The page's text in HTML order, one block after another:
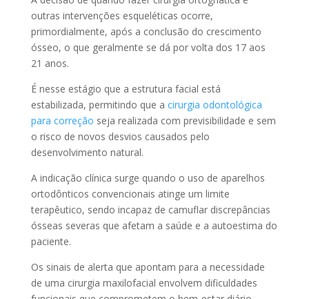
outras intervenções esqueléticas ocorre,
primordialmente, após a conclusão do crescimento
ósseo, o que geralmente se dá por volta dos 17 aos
21 anos.
É nesse estágio que a estrutura facial está
estabilizada, permitindo que a cirurgia odontológica
para correção seja realizada com previsibilidade e sem
o risco de novos desvios causados pelo
desenvolvimento natural.
A indicação clínica surge quando o uso de aparelhos
ortodônticos convencionais atinge um limite
terapêutico, sendo incapaz de camuflar discrepâncias
ósseas severas que afetam a saúde e a autoestima do
paciente.
Os sinais de alerta que apontam para a necessidade
de uma cirurgia maxilofacial envolvem dificuldades